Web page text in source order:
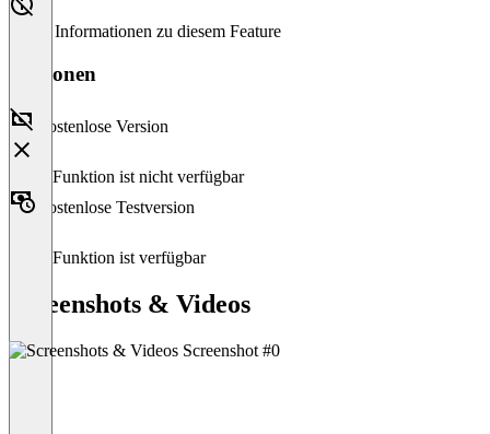
Keine Informationen zu diesem Feature
Versionen
Kostenlose Version
Diese Funktion ist nicht verfügbar
Kostenlose Testversion
Diese Funktion ist verfügbar
Screenshots & Videos